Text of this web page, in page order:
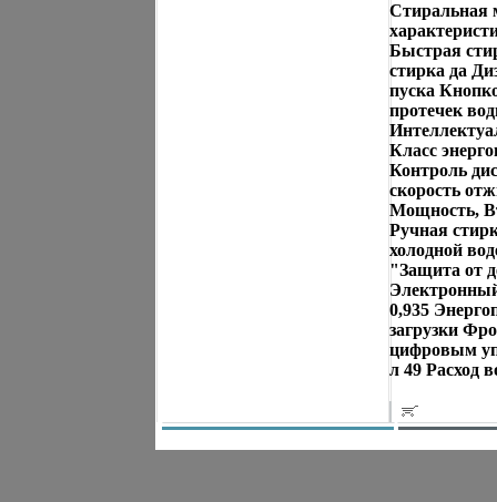
Стиральная
Быстрая
стирка да
пуска
протечек
Класс
Контроль
скорость
Мощность,
Ручная
холодной
"Защита от
0,935
загрузки
цифровым
л 49 Расход